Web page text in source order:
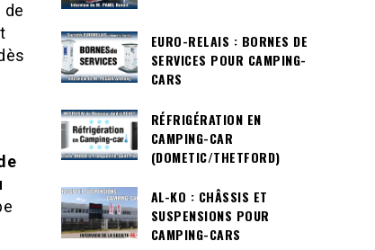
de
EURO-RELAIS : BORNES DE
SERVICES POUR CAMPING-
CARS
RÉFRIGÉRATION EN
CAMPING-CAR
(DOMETIC/THETFORD)
AL-KO : CHÂSSIS ET
SUSPENSIONS POUR
CAMPING-CARS